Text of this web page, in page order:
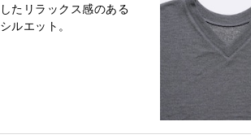
したリラックス感のある
シルエット。